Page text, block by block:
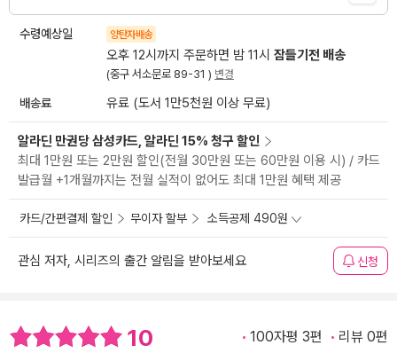
수령예상일 양탄자배송
오후 12시까지 주문하면 밤 11시 잠들기전 배송
(중구 서소문로 89-31 ) 변경
배송료 유료 (도서 1만5천원 이상 무료)
알라딘 만권당 삼성카드, 알라딘 15% 청구 할인
최대 1만원 또는 2만원 할인(전월 30만원 또는 60만원 이용 시) / 카드
발급월 +1개월까지는 전월 실적이 없어도 최대 1만원 혜택 제공
카드/간편결제 할인 무이자 할부 소득공제 490원
관심 저자, 시리즈의 출간 알림을 받아보세요 신청
10 100자평 3편 리뷰 0편